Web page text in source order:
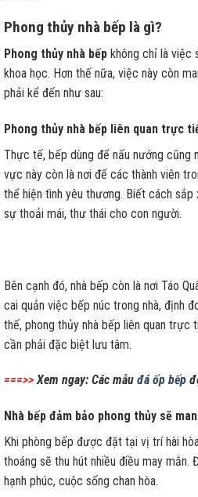
Phong thủy nhà bếp là gì?
Phong thủy nhà bếp không chỉ là việc
khoa học. Hơn thế nữa, việc này còn
phải kể đến như sau:
Phong thủy nhà bếp liên quan trực
Thực tế, bếp dùng để nấu nướng cũng
vực này còn là nơi để các thành viên
thể hiện tình yêu thương. Biết cách
sự thoải mái, thư thái cho con người.
Bên cạnh đó, nhà bếp còn là nơi Táo
cai quản việc bếp núc trong nhà, định
thế, phong thủy nhà bếp liên quan trực
cần phải đặc biệt lưu tâm.
===>>Xem ngay: Các mẫu đá ốp bếp
Nhà bếp đảm bảo phong thủy sẽ
Khi phòng bếp được đặt tại vị trí hài
thoáng sẽ thu hút nhiều điều may mắn.
hạnh phúc, cuộc sống chan hòa.